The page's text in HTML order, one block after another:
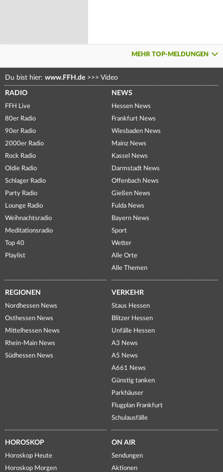
MEHR TOP-MELDUNGEN
Du bist hier: www.FFH.de >>> Video
RADIO
FFH Live
80er Radio
90er Radio
2000er Radio
Rock Radio
Oldie Radio
Schlager Radio
Party Radio
Lounge Radio
Weihnachtsradio
Meditationsradio
Top 40
Playlist
NEWS
Hessen News
Frankfurt News
Wiesbaden News
Mainz News
Kassel News
Darmstadt News
Offenbach News
Gießen News
Fulda News
Bayern News
Sport
Wetter
Alle Orte
Alle Themen
REGIONEN
Nordhessen News
Osthessen News
Mittelhessen News
Rhein-Main News
Südhessen News
VERKEHR
Staus Hessen
Blitzer Hessen
Unfälle Hessen
A3 News
A5 News
A661 News
Günstig tanken
Parkhäuser
Flugplan Frankfurt
Schulausfälle
HOROSKOP
Horoskop Heute
Horoskop Morgen
ON AIR
Sendungen
Aktionen